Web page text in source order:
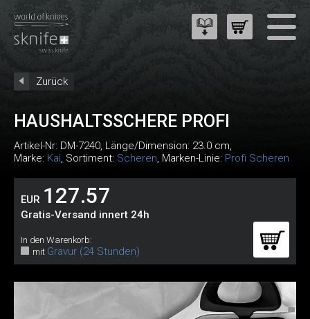
Zurück
HAUSHALTSSCHERE PROFI
Artikel-Nr: DM-7240, Länge/Dimension: 23.0 cm,
Marke: Kai, Sortiment: Scheren, Marken-Linie: Profi Scheren
EUR 127.57
Gratis-Versand innert 24h
In den Warenkorb:
mit Gravur (24 Stunden)